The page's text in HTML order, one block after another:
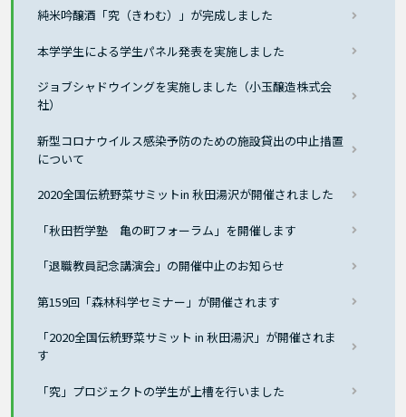
純米吟醸酒「究（きわむ）」が完成しました
本学学生による学生パネル発表を実施しました
ジョブシャドウイングを実施しました（小玉醸造株式会
社）
新型コロナウイルス感染予防のための施設貸出の中止措置
について
2020全国伝統野菜サミットin 秋田湯沢が開催されました
「秋田哲学塾 亀の町フォーラム」を開催します
「退職教員記念講演会」の開催中止のお知らせ
第159回「森林科学セミナー」が開催されます
「2020全国伝統野菜サミット in 秋田湯沢」が開催されま
す
「究」プロジェクトの学生が上槽を行いました